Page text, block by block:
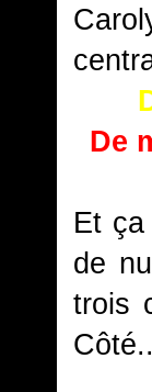
De
Et
de
trois